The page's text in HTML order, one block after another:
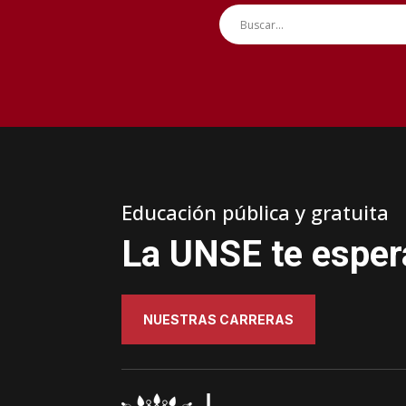
Educación pública y gratuita
La UNSE te
NUESTRAS CARRERAS